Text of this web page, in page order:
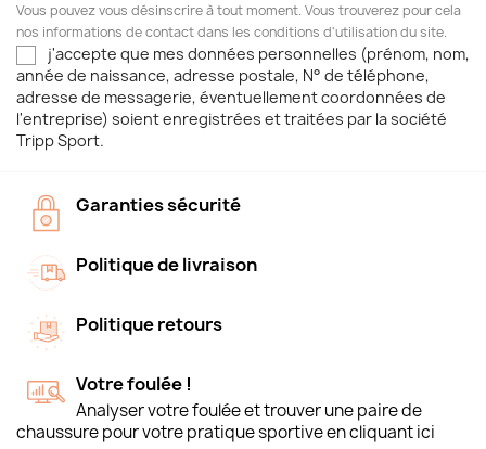
Vous pouvez vous désinscrire à tout moment. Vous trouverez pour cela
nos informations de contact dans les conditions d'utilisation du site.
j'accepte que mes données personnelles (prénom, nom,
année de naissance, adresse postale, N° de téléphone,
adresse de messagerie, éventuellement coordonnées de
l'entreprise) soient enregistrées et traitées par la société
Tripp Sport.
Garanties sécurité
Politique de livraison
Politique retours
Votre foulée !
Analyser votre foulée et trouver une paire de
chaussure pour votre pratique sportive en cliquant ici